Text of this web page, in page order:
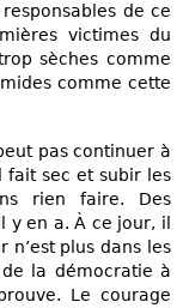
de ce
victimes du
sèches comme
comme cette
pas continuer à
fait sec et subir les
rien faire. Des
y en a. À ce jour, il
n’est plus dans les
la démocratie à
Le courage